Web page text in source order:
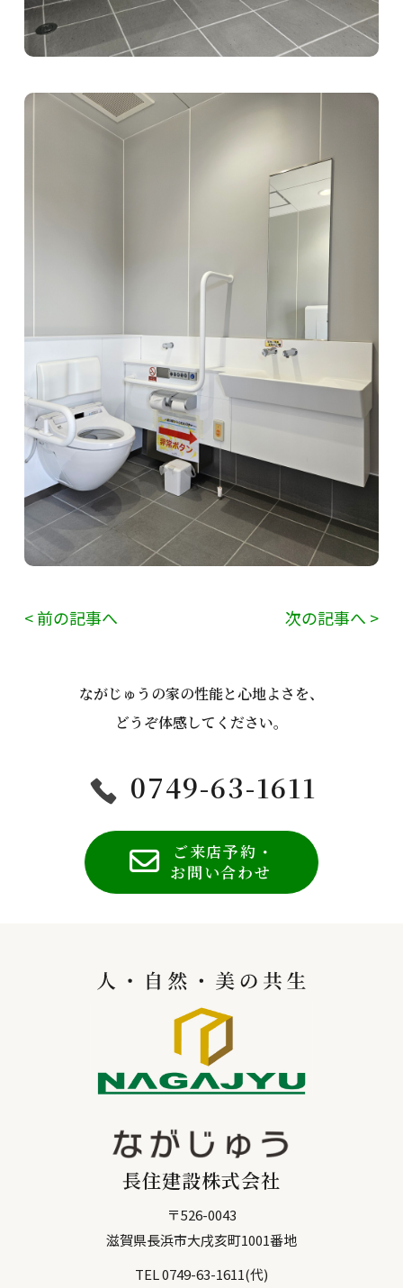
< 前の記事へ 次の記事へ >
ながじゅうの家の性能と心地よさを、
どうぞ体感してください。
0749-63-1611
ご来店予約・
お問い合わせ
長住建設株式会社
〒526-0043
滋賀県長浜市大戌亥町1001番地
TEL0749-63-1611(代)